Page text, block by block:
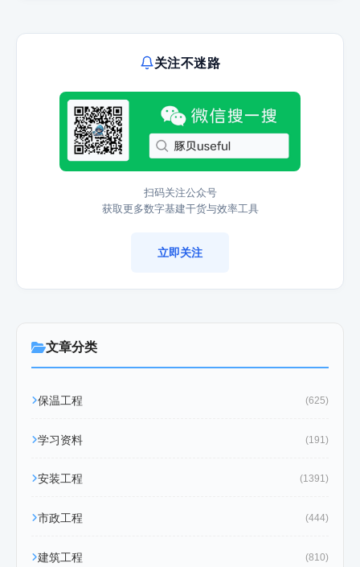
关注不迷路
扫码关注公众号
获取更多数字基建干货与效率工具
立即关注
文章分类
保温工程 (625)
学习资料 (191)
安装工程 (1391)
市政工程 (444)
建筑工程 (810)